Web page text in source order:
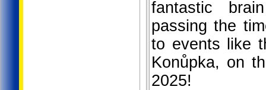
fantastic
passing the
to events like
Konůpka, on
2025!